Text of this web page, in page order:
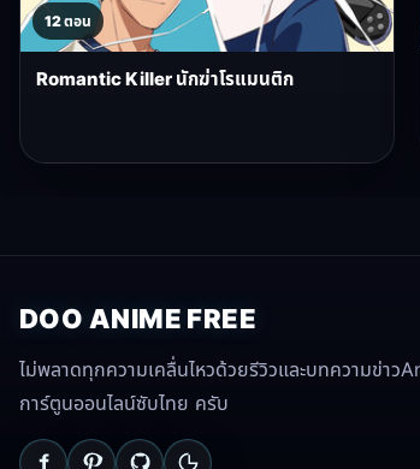
12 ตอน
Romantic Killer นักฆ่าโรแมนติก
DOO ANIME FREE
ไม่พลาดทุกความเคลื่นไหวด้วยรีวิวและบทความข่า
การ์ตูนออนไลน์ซับไทย ครับ